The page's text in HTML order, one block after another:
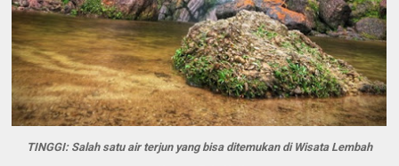
TINGGI: Salah satu air terjun yang bisa ditemukan di Wisata Lembah